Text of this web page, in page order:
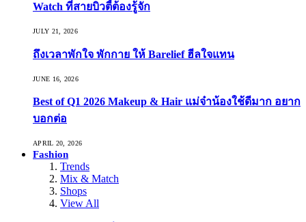
Watch ที่สายบิวตี้ต้องรู้จัก
JULY 21, 2026
ถึงเวลาพักใจ พักกาย ให้ Barelief ฮีลใจแทน
JUNE 16, 2026
Best of Q1 2026 Makeup & Hair แม่จ๋าน้องใช้ดีมาก อยาก
บอกต่อ
APRIL 20, 2026
Fashion
Trends
Mix & Match
Shops
View All